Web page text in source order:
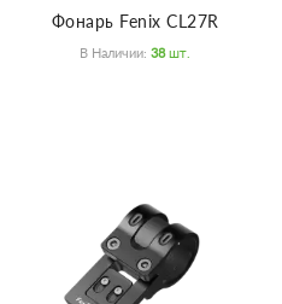
Фонарь Fenix CL27R
В Наличии: 38 Шт.